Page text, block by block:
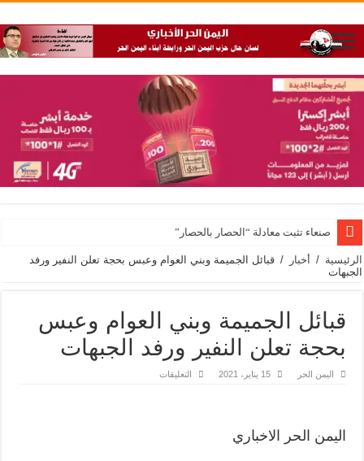
صنعاء تثبت معادلة “الحصار بالحصار”
الرئيسية / أخبار / قبائل الجميمة وبني العوام وعبس بحجة تعلن النفير ورفد
الجبهات
قبائل الجميمة وبني العوام وعبس
بحجة تعلن النفير ورفد الجبهات
اليمن الحر 15 يناير، 2021 التعليقات
اليمن الحر الاخباري